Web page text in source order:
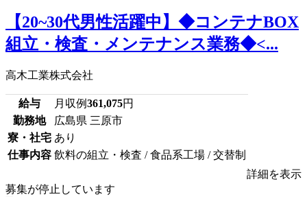
【20~30代男性活躍中】◆コンテナBOX
組立・検査・メンテナンス業務◆<...
高木工業株式会社
給与 月収例361,075円
勤務地
広島県 三原市
寮・社宅 あり
仕事内容 飲料の組立・検査 / 食品系工場 / 交替制
詳細を表示
募集が停止しています